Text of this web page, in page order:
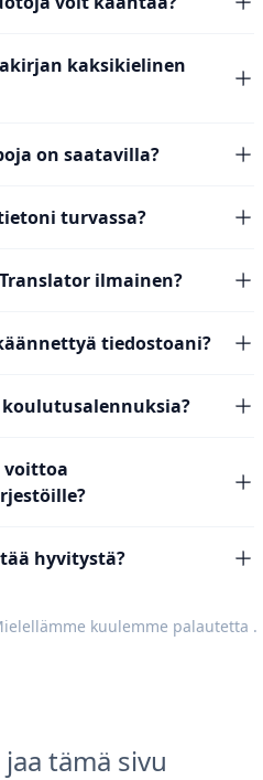
kaksikielinen
on saatavilla?
turvassa?
ilmainen?
tiedostoani?
voittoa
hyvitystä?
kuulemme palautetta .
tämä sivu